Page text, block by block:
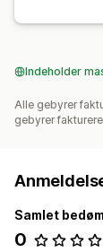
Indeholder
Alle gebyrer
gebyrer
Samlet
0